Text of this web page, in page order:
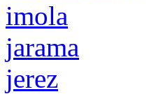
imola
jarama
jerez